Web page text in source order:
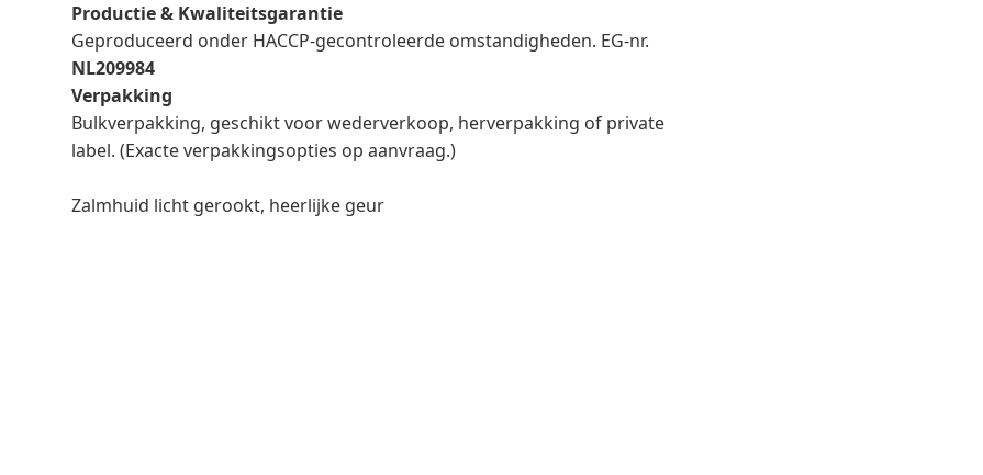
Productie & Kwaliteitsgarantie
Geproduceerd onder HACCP-gecontroleerde omstandigheden. EG-nr.
NL209984
Verpakking
Bulkverpakking, geschikt voor wederverkoop, herverpakking of private
label. (Exacte verpakkingsopties op aanvraag.)
Zalmhuid licht gerookt, heerlijke geur